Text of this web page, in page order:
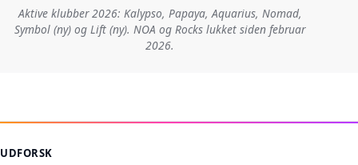
Aktive klubber 2026: Kalypso, Papaya, Aquarius, Nomad,
Symbol (ny) og Lift (ny). NOA og Rocks lukket siden februar
2026.
UDFORSK